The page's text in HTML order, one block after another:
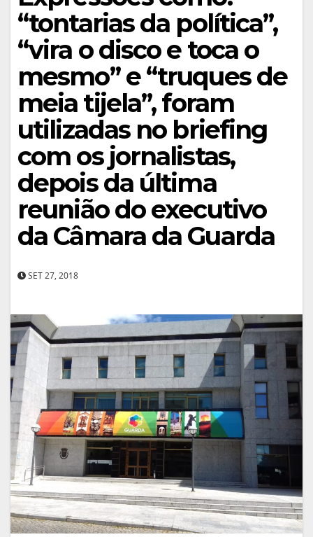
“tontarias da política”,
“vira o disco e toca o
mesmo” e “truques de
meia tijela”, foram
utilizadas no briefing
com os jornalistas,
depois da última
reunião do executivo
da Câmara da Guarda
SET 27, 2018